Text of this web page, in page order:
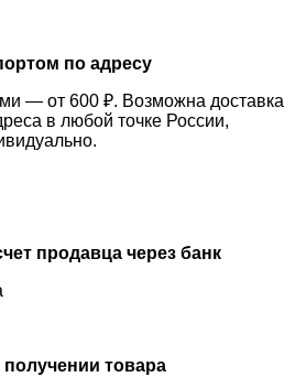
по адресу
— от 600 ₽. Возможна доставка
в любой точке России,
продавца через банк
товара